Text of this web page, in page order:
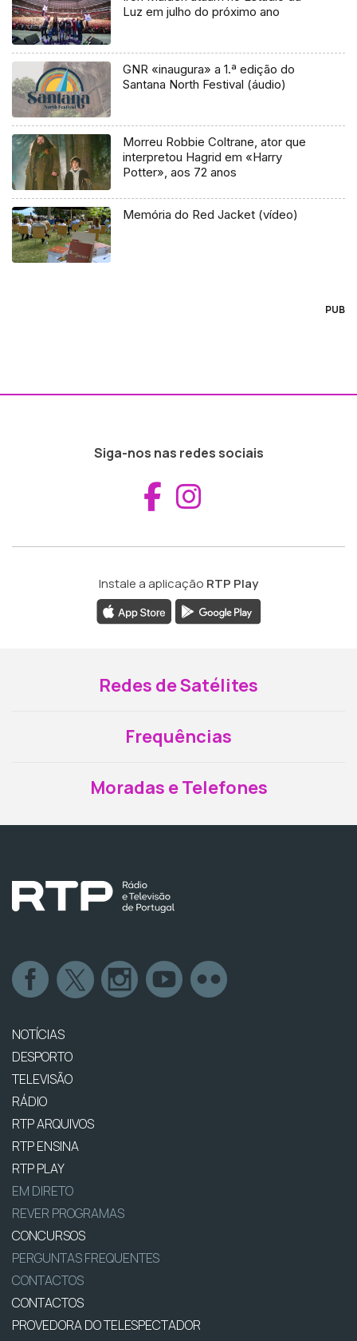
Luz em julho do próximo ano
GNR «inaugura» a 1.ª edição do
Santana North Festival (áudio)
Morreu Robbie Coltrane, ator que
interpretou Hagrid em «Harry
Potter», aos 72 anos
Memória do Red Jacket (vídeo)
PUB
Siga-nos nas redes sociais
Aceder ao
Instale a aplicação RTP Play
Redes de Satélites
Frequências
Moradas e Telefones
NOTÍCIAS
DESPORTO
TELEVISÃO
RÁDIO
RTP ARQUIVOS
RTP ENSINA
RTP PLAY
EM DIRETO
REVER PROGRAMAS
CONCURSOS
PERGUNTAS FREQUENTES
CONTACTOS
CONTACTOS
PROVEDORA DO TELESPECTADOR